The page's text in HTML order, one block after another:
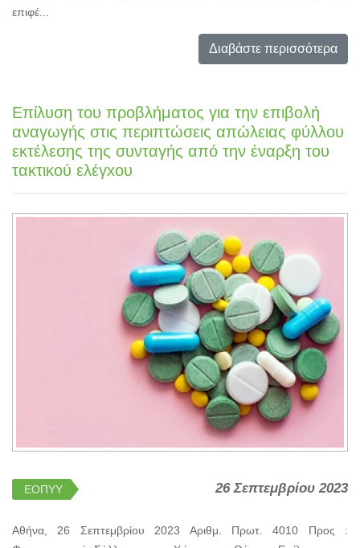
επιφέ...
Διαβάστε περισσότερα
Επίλυση του προβλήματος για την επιβολή
αναγωγής στις περιπτώσεις απώλειας φύλλου
εκτέλεσης της συνταγής από την έναρξη του
τακτικού ελέγxου
ΕΟΠΥΥ 26 Σεπτεμβρίου 2023
Αθήνα, 26 Σεπτεμβρίου 2023 Αριθμ. Πρωτ. 4010 Προς :